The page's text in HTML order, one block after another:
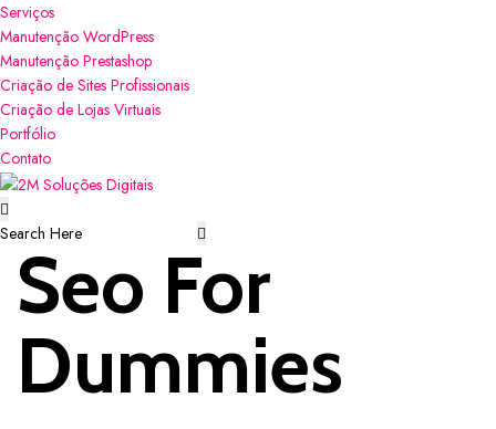
Serviços
Manutenção WordPress
Manutenção Prestashop
Criação de Sites Profissionais
Criação de Lojas Virtuais
Portfólio
Contato
Seo For
Dummies